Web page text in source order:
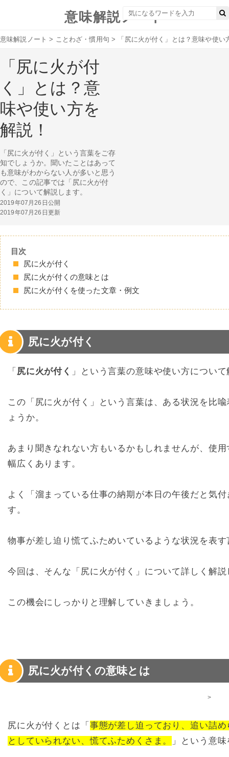
意味解説ノート
意味解説ノート > ことわざ・慣用句 > 「尻に火が付く」とは？意味や使い
「尻に火が付
く」とは？意
味や使い方を
解説！
「尻に火が付く」という言葉をご存
知でしょうか。聞いたことはあって
も意味がわからない人が多いと思う
ので、この記事では「尻に火が付
く」について解説します。
2019年07月26日公開
2019年07月26日更新
目次
尻に火が付く
尻に火が付くの意味とは
尻に火が付くを使った文章・例文
尻に火が付く
「 尻に火が付く 」という言葉の意味や使い方につい
この「尻に火が付く」という言葉は、ある状況を比
ょうか。
あまり聞きなれない方もいるかもしれませんが、使
幅広くあります。
よく「溜まっている仕事の納期が本日の午後だと気
す。
物事が差し迫り慌てふためいているような状況を表
今回は、そんな「尻に火が付く」について詳しく解説
この機会にしっかりと理解していきましょう。
尻に火が付くの意味とは
>
尻に火が付くとは「 事態が差し迫っており、追い詰
としていられない、慌てふためくさま。
」という意